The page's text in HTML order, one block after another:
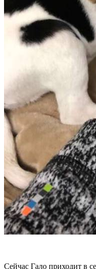
Сейчас Гало приходит в